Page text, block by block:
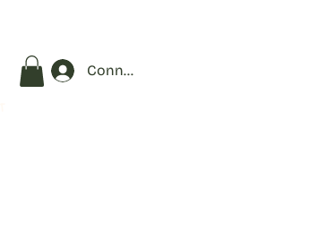
Connexion